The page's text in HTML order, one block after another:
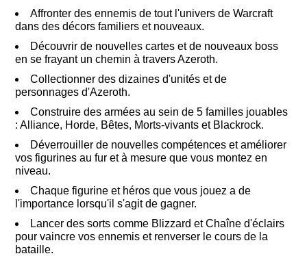
Affronter des ennemis de tout l'univers de Warcraft
dans des décors familiers et nouveaux.
Découvrir de nouvelles cartes et de nouveaux boss
en se frayant un chemin à travers Azeroth.
Collectionner des dizaines d'unités et de
personnages d'Azeroth.
Construire des armées au sein de 5 familles jouables
: Alliance, Horde, Bêtes, Morts-vivants et Blackrock.
Déverrouiller de nouvelles compétences et améliorer
vos figurines au fur et à mesure que vous montez en
niveau.
Chaque figurine et héros que vous jouez a de
l'importance lorsqu'il s'agit de gagner.
Lancer des sorts comme Blizzard et Chaîne d'éclairs
pour vaincre vos ennemis et renverser le cours de la
bataille.